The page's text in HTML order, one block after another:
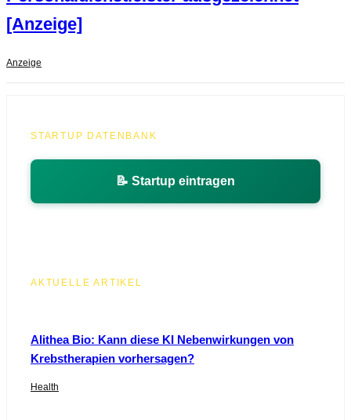
[Anzeige]
Anzeige
STARTUP DATENBANK
📝 Startup eintragen
AKTUELLE ARTIKEL
Alithea Bio: Kann diese KI Nebenwirkungen von
Krebstherapien vorhersagen?
Health